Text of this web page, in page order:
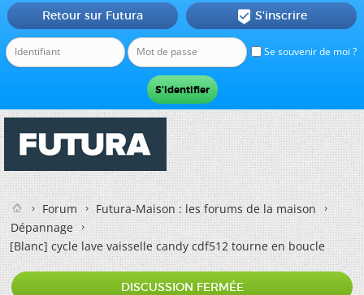
Se souvenir de moi ?
Retour sur Futura  S'inscrire
Forum
Futura-Maison : les forums de la maison
Dépannage
[Blanc]cycle lave vaisselle candy cdf512 tourne en boucle
DISCUSSION FERMÉE